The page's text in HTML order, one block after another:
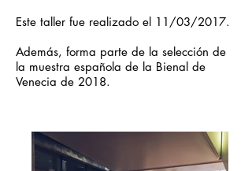
Este taller fue realizado el 11/03/2017.
Además, forma parte de la selección de
la muestra española de la Bienal de
Venecia de 2018.